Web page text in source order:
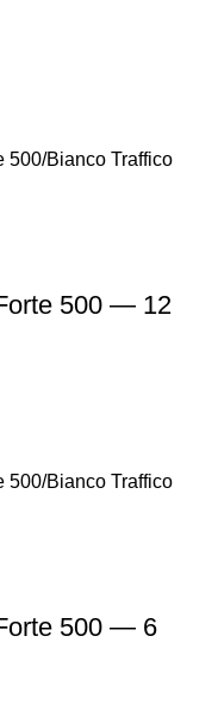
500 — 12
500 — 6